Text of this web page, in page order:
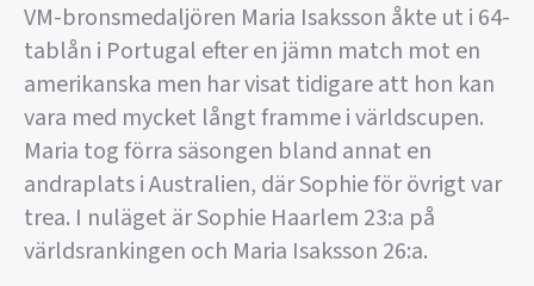
VM-bronsmedaljören Maria Isaksson åkte ut i 64-
tablån i Portugal efter en jämn match mot en
amerikanska men har visat tidigare att hon kan
vara med mycket långt framme i världscupen.
Maria tog förra säsongen bland annat en
andraplats i Australien, där Sophie för övrigt var
trea. I nuläget är Sophie Haarlem 23:a på
världsrankingen och Maria Isaksson 26:a.